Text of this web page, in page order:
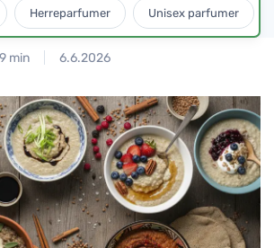
Herreparfumer Unisex parfumer
9 min 6.6.2026